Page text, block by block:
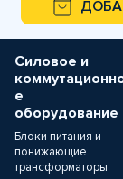
Силовое и
е
оборудование
Блоки питания и
понижающие
трансформаторы